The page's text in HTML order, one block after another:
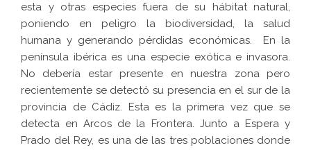
esta y otras especies fuera de su hábitat natural,
poniendo en peligro la biodiversidad, la salud
humana y generando pérdidas económicas. En la
península ibérica es una especie exótica e invasora.
No debería estar presente en nuestra zona pero
recientemente se detectó su presencia en el sur de la
provincia de Cádiz. Esta es la primera vez que se
detecta en Arcos de la Frontera. Junto a Espera y
Prado del Rey, es una de las tres poblaciones donde